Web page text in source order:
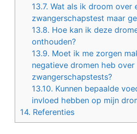
13.7. Wat als ik droom over
zwangerschapstest maar
13.8. Hoe kan ik deze
onthouden?
13.9. Moet ik me zorgen
negatieve dromen heb over
zwangerschapstests?
13.10. Kunnen bepaalde
invloed hebben op mijn
14. Referenties